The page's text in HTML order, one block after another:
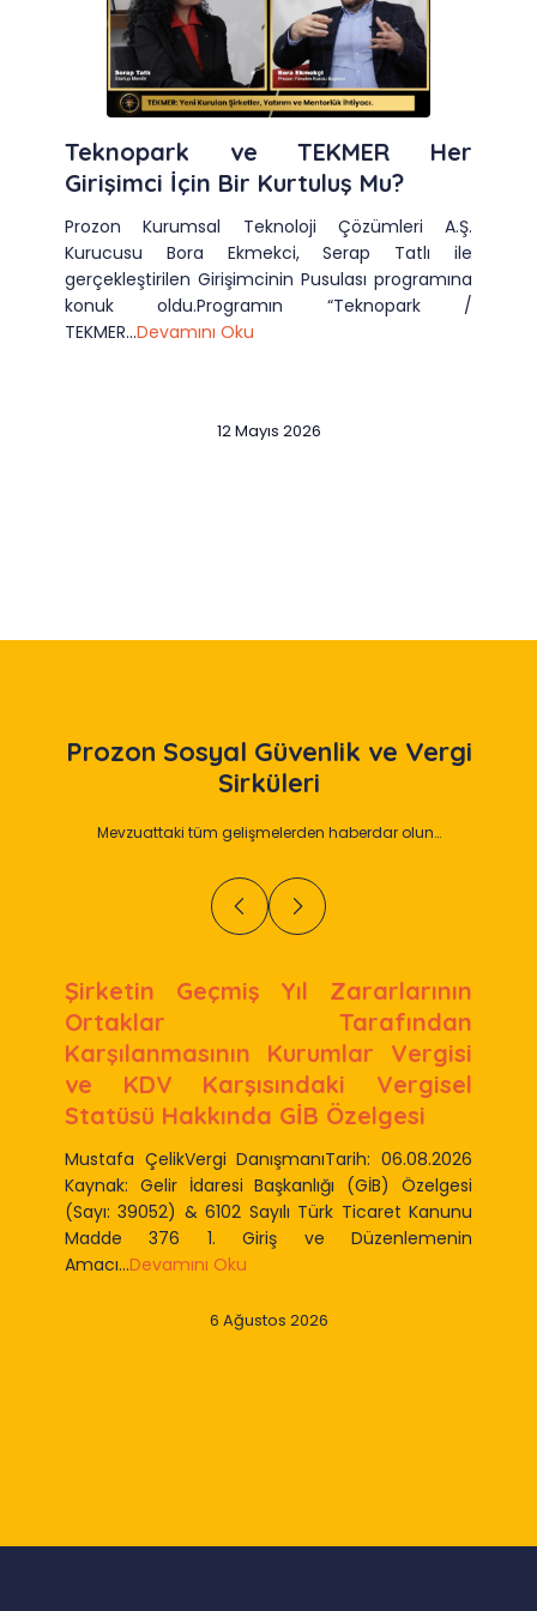
Teknopark ve TEKMER Her
Girişimci İçin Bir Kurtuluş Mu?
Prozon Kurumsal Teknoloji Çözümleri A.Ş.
Kurucusu Bora Ekmekci, Serap Tatlı ile
gerçekleştirilen Girişimcinin Pusulası programına
konuk oldu.Programın “Teknopark /
TEKMER...Devamını Oku
12 Mayıs 2026
Prozon Sosyal Güvenlik ve Vergi
Sirküleri
Mevzuattaki tüm gelişmelerden haberdar olun…
Şirketin Geçmiş Yıl Zararlarının
Ortaklar Tarafından
Karşılanmasının Kurumlar Vergisi
ve KDV Karşısındaki Vergisel
Statüsü Hakkında GİB Özelgesi
Mustafa ÇelikVergi DanışmanıTarih: 06.08.2026
Kaynak: Gelir İdaresi Başkanlığı (GİB) Özelgesi
(Sayı: 39052) & 6102 Sayılı Türk Ticaret Kanunu
Madde 376 1. Giriş ve Düzenlemenin
Amacı...Devamını Oku
6 Ağustos 2026